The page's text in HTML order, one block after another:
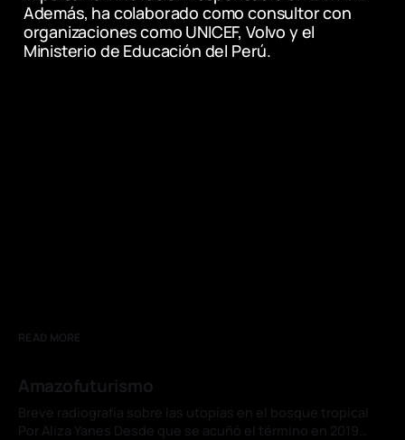
CHI 2025. Microsoft Research / Carnegie
Mellon University.
Meincke, L. et al. (2024) 'Prompt
Además, ha colaborado como consultor con
organizaciones como UNICEF, Volvo y el
Ministerio de Educación del Perú.
READ MORE
Amazofuturismo
Breve radiografía sobre las utopías en el bosque tropical
Por Aliza Yanes Desde que se acuñó el término en 2019